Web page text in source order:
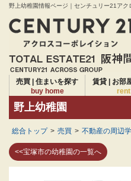
野上幼稚園情報ページ｜センチュリー21ア
売買 | 住まいを探す
buy home
賃貸 | お部
rent
野上幼稚園
総合トップ > 売買 > 不動産の周辺
<<宝塚市の幼稚園の一覧へ